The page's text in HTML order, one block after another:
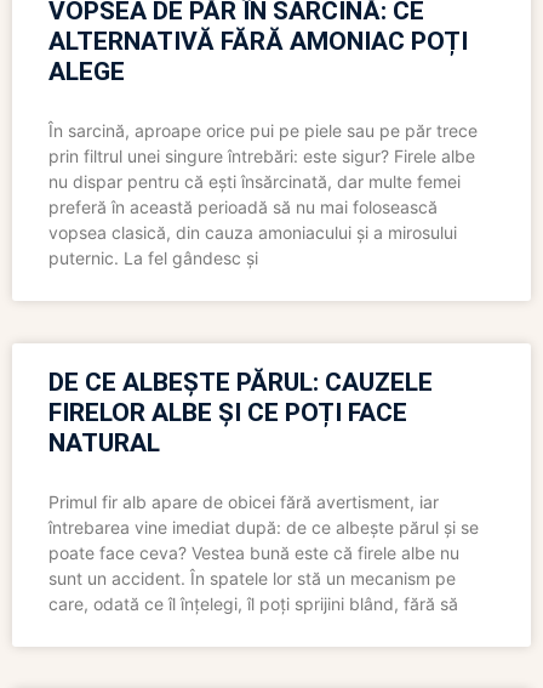
VOPSEA DE PĂR ÎN SARCINĂ: CE
ALTERNATIVĂ FĂRĂ AMONIAC POȚI
ALEGE
În sarcină, aproape orice pui pe piele sau pe păr trece
prin filtrul unei singure întrebări: este sigur? Firele albe
nu dispar pentru că ești însărcinată, dar multe femei
preferă în această perioadă să nu mai folosească
vopsea clasică, din cauza amoniacului și a mirosului
puternic. La fel gândesc și
DE CE ALBEȘTE PĂRUL: CAUZELE
FIRELOR ALBE ȘI CE POȚI FACE
NATURAL
Primul fir alb apare de obicei fără avertisment, iar
întrebarea vine imediat după: de ce albește părul și se
poate face ceva? Vestea bună este că firele albe nu
sunt un accident. În spatele lor stă un mecanism pe
care, odată ce îl înțelegi, îl poți sprijini blând, fără să